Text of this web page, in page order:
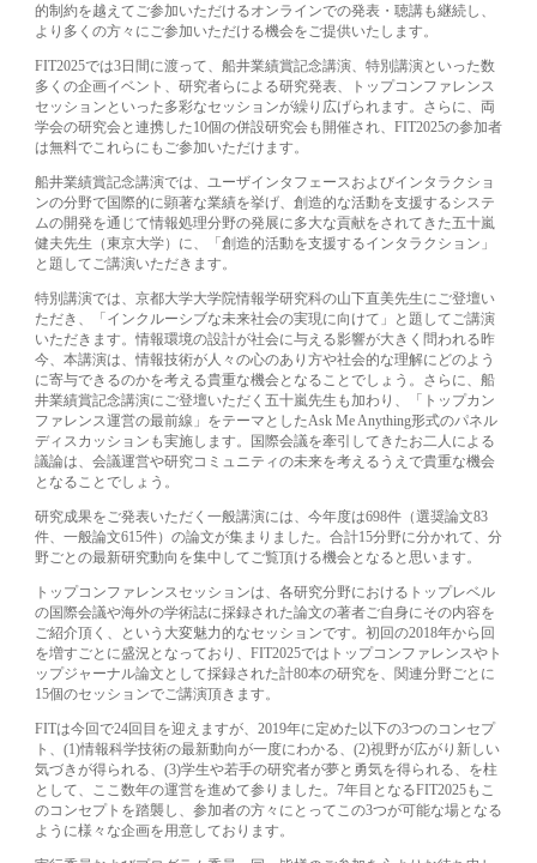
的制約を越えてご参加いただけるオンラインでの発表・聴講も継続し、
より多くの方々にご参加いただける機会をご提供いたします。
FIT2025では3日間に渡って、船井業績賞記念講演、特別講演といった数
多くの企画イベント、研究者らによる研究発表、トップコンファレンス
セッションといった多彩なセッションが繰り広げられます。さらに、両
学会の研究会と連携した10個の併設研究会も開催され、FIT2025の参加者
は無料でこれらにもご参加いただけます。
船井業績賞記念講演では、ユーザインタフェースおよびインタラクショ
ンの分野で国際的に顕著な業績を挙げ、創造的な活動を支援するシステ
ムの開発を通じて情報処理分野の発展に多大な貢献をされてきた五十嵐
健夫先生（東京大学）に、「創造的活動を支援するインタラクション」
と題してご講演いただきます。
特別講演では、京都大学大学院情報学研究科の山下直美先生にご登壇い
ただき、「インクルーシブな未来社会の実現に向けて」と題してご講演
いただきます。情報環境の設計が社会に与える影響が大きく問われる昨
今、本講演は、情報技術が人々の心のあり方や社会的な理解にどのよう
に寄与できるのかを考える貴重な機会となることでしょう。さらに、船
井業績賞記念講演にご登壇いただく五十嵐先生も加わり、「トップカン
ファレンス運営の最前線」をテーマとしたAsk Me Anything形式のパネル
ディスカッションも実施します。国際会議を牽引してきたお二人による
議論は、会議運営や研究コミュニティの未来を考えるうえで貴重な機会
となることでしょう。
研究成果をご発表いただく一般講演には、今年度は698件（選奨論文83
件、一般論文615件）の論文が集まりました。合計15分野に分かれて、分
野ごとの最新研究動向を集中してご覧頂ける機会となると思います。
トップコンファレンスセッションは、各研究分野におけるトップレベル
の国際会議や海外の学術誌に採録された論文の著者ご自身にその内容を
ご紹介頂く、という大変魅力的なセッションです。初回の2018年から回
を増すごとに盛況となっており、FIT2025ではトップコンファレンスやト
ップジャーナル論文として採録された計80本の研究を、関連分野ごとに
15個のセッションでご講演頂きます。
FITは今回で24回目を迎えますが、2019年に定めた以下の3つのコンセプ
ト、(1)情報科学技術の最新動向が一度にわかる、(2)視野が広がり新しい
気づきが得られる、(3)学生や若手の研究者が夢と勇気を得られる、を柱
として、ここ数年の運営を進めて参りました。7年目となるFIT2025もこ
のコンセプトを踏襲し、参加者の方々にとってこの3つが可能な場となる
ように様々な企画を用意しております。